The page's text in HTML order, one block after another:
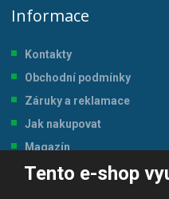
Tento e-shop
Informace
Kontakty
Obchodní podmínky
Záruky a reklamace
Jak nakupovat
Magazín
Tabulka velikostí